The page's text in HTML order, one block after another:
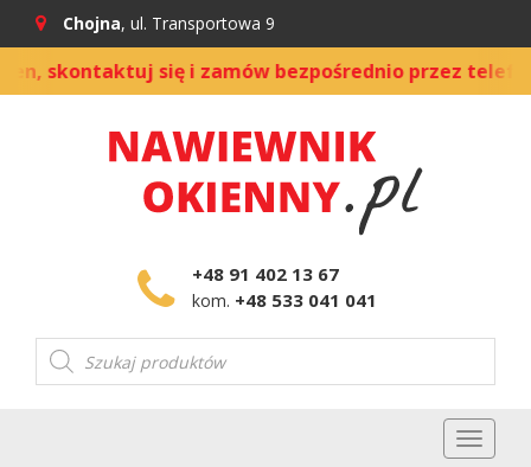
Chojna, ul. Transportowa 9
się i zamów bezpośrednio przez telefon
+48 91 402 13 67
kom. +48 533 041 041
Wyszukiwarka
produktów
Toggle